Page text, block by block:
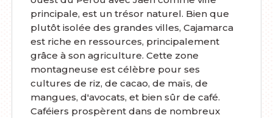
principale, est un trésor naturel. Bien que
plutôt isolée des grandes villes, Cajamarca
est riche en ressources, principalement
grâce à son agriculture. Cette zone
montagneuse est célèbre pour ses
cultures de riz, de cacao, de maïs, de
mangues, d'avocats, et bien sûr de café.
Caféiers prospèrent dans de nombreux